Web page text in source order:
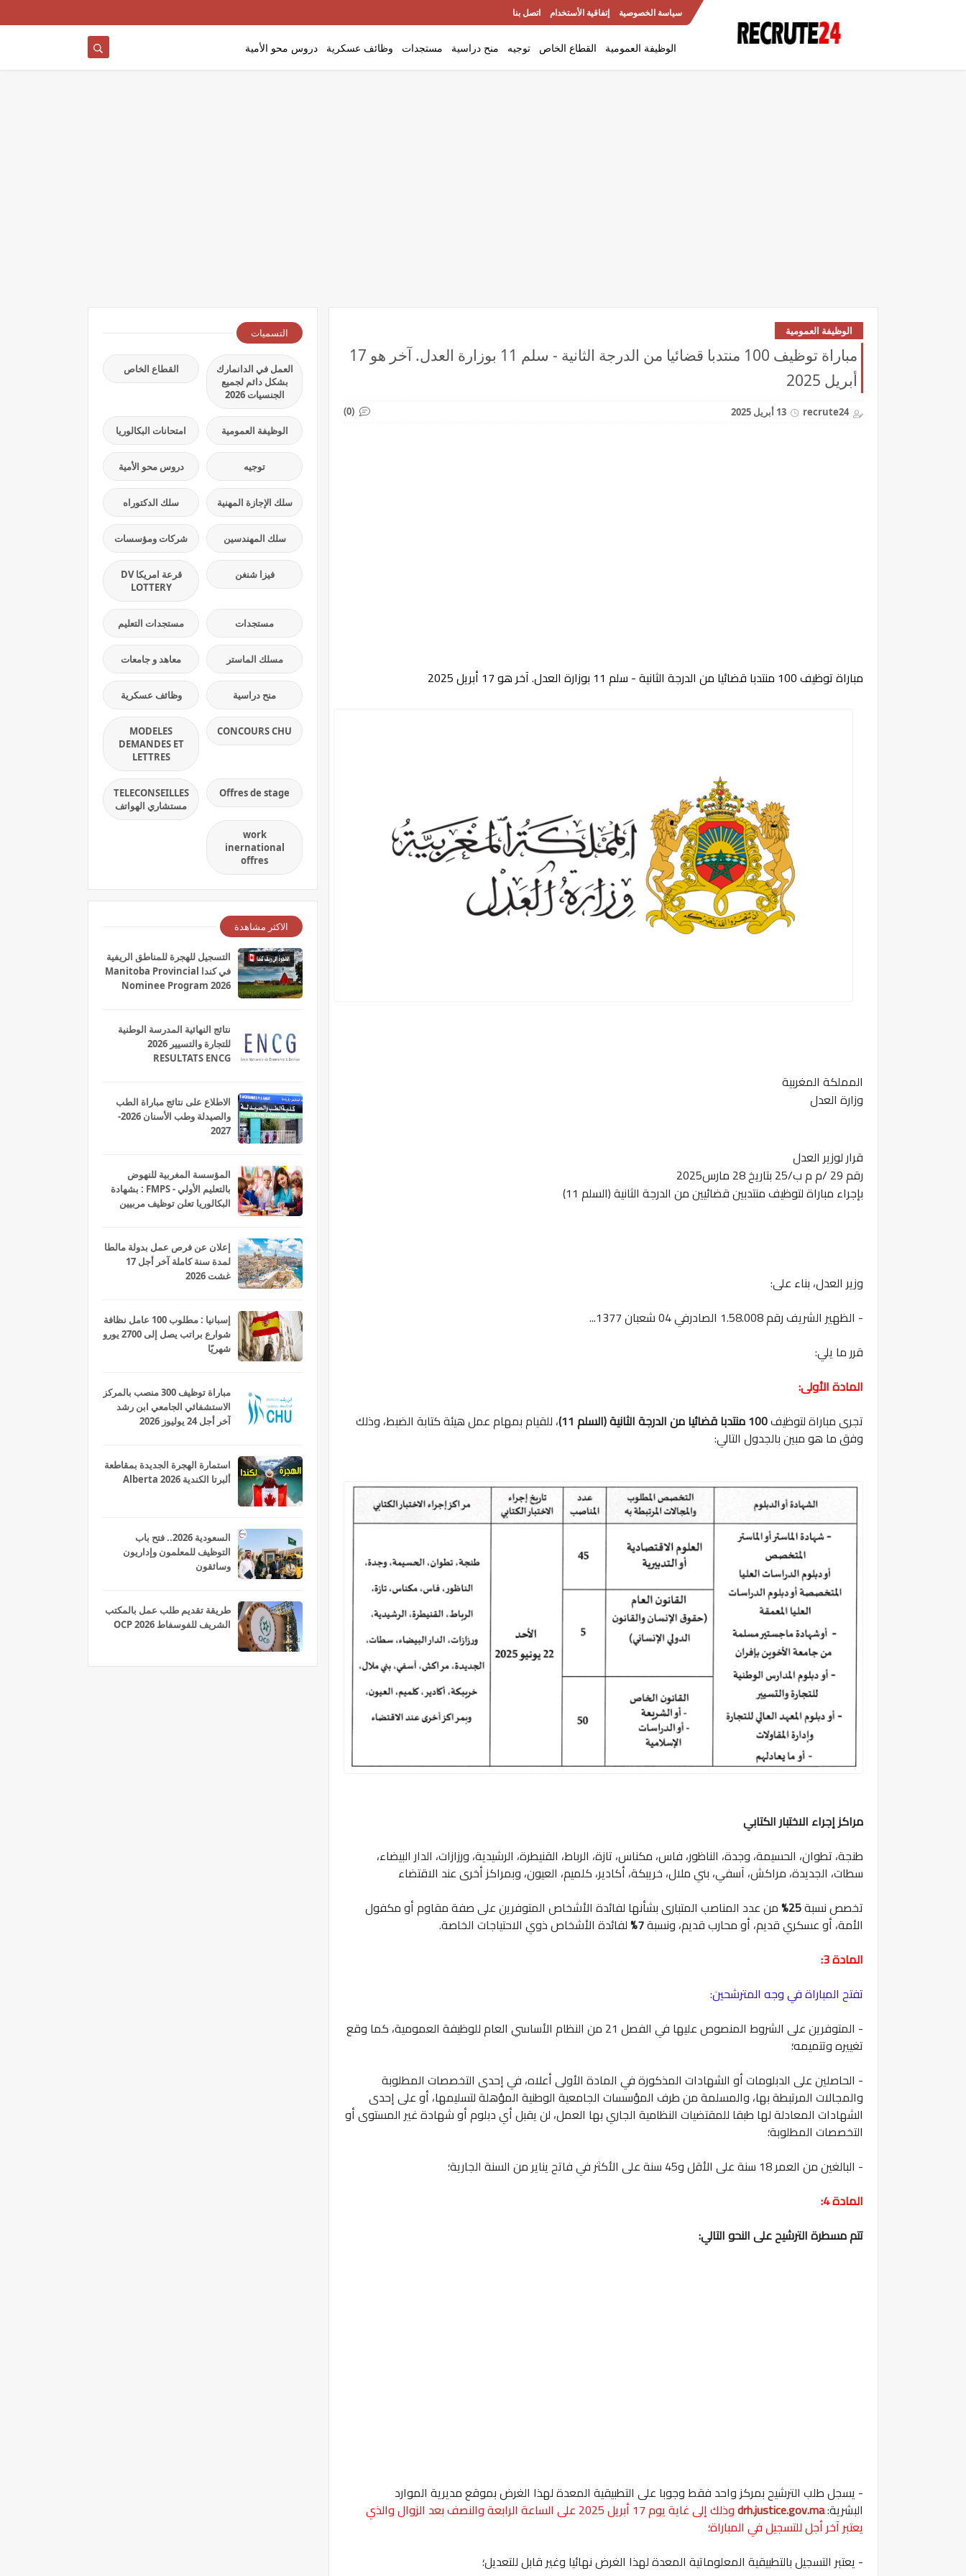
سياسة الخصوصية إتفاقية الأستخدام اتصل بنا
الوظيفة العمومية القطاع الخاص توجيه منح دراسية مستجدات وظائف عسكرية دروس محو الأمية
الوظيفة العمومية
مباراة توظيف 100 منتدبا قضائيا من الدرجة الثانية - سلم 11 بوزارة العدل. آخر هو 17
أبريل 2025
recrute24 13 أبريل 2025 (0)
مباراة توظيف 100 منتدبا قضائيا من الدرجة الثانية - سلم 11 بوزارة العدل. آخر هو 17 أبريل 2025
المملكة المغربية
وزارة العدل
قرار لوزير العدل
رقم 29 /م م ب/25 بتاريخ 28 مارس2025
بإجراء مباراة لتوظيف منتدبين قضائيين من الدرجة الثانية (السلم 11)
وزير العدل، بناء على:
- الظهير الشريف رقم 1.58.008 الصادرفي 04 شعبان 1377...
قرر ما يلي:
المادة الأولى:
تجرى مباراة لتوظيف
، للقيام بمهام عمل هيئة كتابة الضبط، وذلك
وفق ما هو مبين بالجدول التالي:
مراكز إجراء الاختبار الكتابي
طنجة، تطوان، الحسيمة، وجدة، الناظور، فاس، مكناس، تازة، الرباط، القنيطرة، الرشيدية، ورزازات، الدار البيضاء،
سطات، الجديدة، مراكش، آسفي، بني ملال، خريبكة، أكادير، كلميم، العيون، وبمراكز أخرى عند الاقتضاء
تخصص نسبة25% من عدد المناصب المتبارى بشأنها لفائدة الأشخاص المتوفرين على صفة مقاوم أو مكفول
الأمة، أو عسكري قديم، أو محارب قديم، ونسبة7% لفائدة الأشخاص ذوي الاحتياجات الخاصة.
المادة 3:
تفتح المباراة في وجه المترشحين:
- المتوفرين على الشروط المنصوص عليها في الفصل 21 من النظام الأساسي العام للوظيفة العمومية، كما وقع
تغييره وتتميمه؛
- الحاصلين على الدبلومات أو الشهادات المذكورة في المادة الأولى أعلاه، في إحدى التخصصات المطلوبة
والمجالات المرتبطة بها، والمسلمة من طرف المؤسسات الجامعية الوطنية المؤهلة لتسليمها، أو على إحدى
الشهادات المعادلة لها طبقا للمقتضيات النظامية الجاري بها العمل، لن يقبل أي دبلوم أو شهادة غير المستوى أو
التخصصات المطلوبة؛
- البالغين من العمر 18 سنة على الأقل و45 سنة على الأكثر في فاتح يناير من السنة الجارية؛
المادة 4:
تتم مسطرة الترشيح على النحو التالي:
- يسجل طلب الترشيح بمركز واحد فقط وجوبا على التطبيقية المعدة لهذا الغرض بموقع مديرية الموارد
البشرية:drh.justice.gov.ma
وذلك إلى غاية يوم 17 أبريل 2025 على الساعة الرابعة والنصف بعد الزوال والذي
يعتبر آخر أجل للتسجيل في المباراة؛
- يعتبر التسجيل بالتطبيقية المعلوماتية المعدة لهذا الغرض نهائيا وغير قابل للتعديل؛
التسميات
العمل في الدانمارك
بشكل دائم لجميع
الجنسيات 2026
القطاع الخاص
الوظيفة العمومية امتحانات البكالوريا
توجيه دروس محو الأمية
سلك الإجازة المهنية سلك الدكتوراه
سلك المهندسين شركات ومؤسسات
فيزا شنغن
قرعة امريكا DV
LOTTERY
مستجدات مستجدات التعليم
مسلك الماستر معاهد و جامعات
منح دراسية وظائف عسكرية
CONCOURS CHU
MODELES
DEMANDES ET
LETTRES
Offres de stage
TELECONSEILLES
مستشاري الهواتف
work
inernational
offres
الاكثر مشاهدة
التسجيل للهجرة للمناطق الريفية
في كندا Manitoba Provincial
Nominee Program 2026
نتائج النهائية المدرسة الوطنية
للتجارة والتسيير 2026
RESULTATS ENCG
الاطلاع على نتائج مباراة الطب
والصيدلة وطب الأسنان 2026-
2027
المؤسسة المغربية للنهوض
بالتعليم الأولي - FMPS : بشهادة
البكالوريا تعلن توظيف مربيين
إعلان عن فرص عمل بدولة مالطا
لمدة سنة كاملة آخر أجل 17
غشت 2026
إسبانيا : مطلوب 100 عامل نظافة
شوارع براتب يصل إلى 2700 يورو
شهريًا
مباراة توظيف 300 منصب بالمركز
الاستشفائي الجامعي ابن رشد
آخر أجل 24 يوليوز 2026
استمارة الهجرة الجديدة بمقاطعة
ألبرتا الكندية Alberta 2026
السعودية 2026.. فتح باب
التوظيف للمعلمون وإداريون
وسائقون
طريقة تقديم طلب عمل بالمكتب
الشريف للفوسفاط OCP 2026